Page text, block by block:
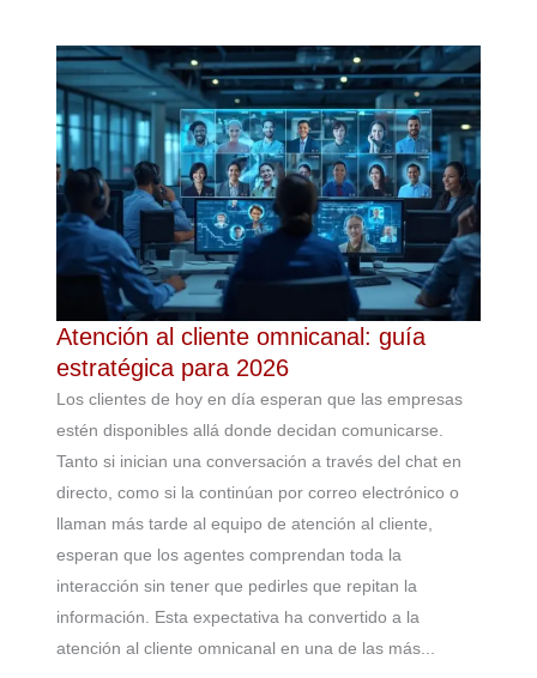
Atención al cliente omnicanal: guía
estratégica para 2026
Los clientes de hoy en día esperan que las empresas
estén disponibles allá donde decidan comunicarse.
Tanto si inician una conversación a través del chat en
directo, como si la continúan por correo electrónico o
llaman más tarde al equipo de atención al cliente,
esperan que los agentes comprendan toda la
interacción sin tener que pedirles que repitan la
información. Esta expectativa ha convertido a la
atención al cliente omnicanal en una de las más...